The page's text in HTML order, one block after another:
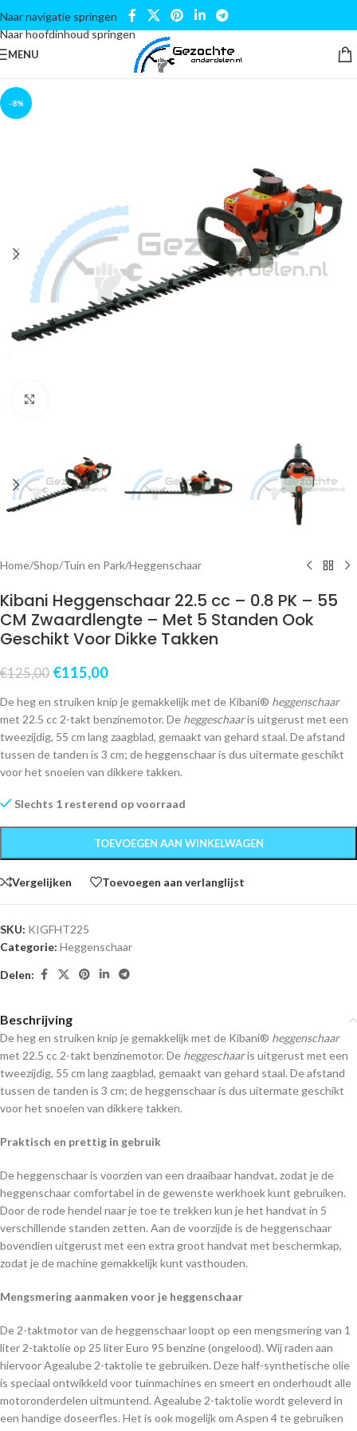
Naar navigatie springen
Naar hoofdinhoud springen
MENU
-8%
Home/Shop/Tuin en Park/Heggenschaar
Kibani Heggenschaar 22.5 cc – 0.8 PK – 55
CM Zwaardlengte – Met 5 Standen Ook
Geschikt Voor Dikke Takken
€125,00 €115,00
De heg en struiken knip je gemakkelijk met de Kibani® heggenschaar
met 22.5 cc 2-takt benzinemotor. De heggeschaaris uitgerust met een
tweezijdig, 55 cm lang zaagblad, gemaakt van gehard staal. De afstand
tussen de tanden is 3 cm; de heggenschaar is dus uitermate geschikt
voor het snoeien van dikkere takken.
Slechts 1 resterend op voorraad
TOEVOEGEN AAN WINKELWAGEN
Vergelijken Toevoegen aan verlanglijst
SKU: KIGFHT225
Categorie: Heggenschaar
Delen:
Beschrijving
De heg en struiken knip je gemakkelijk met de Kibani® heggenschaar
met 22.5 cc 2-takt benzinemotor. De heggeschaaris uitgerust met een
tweezijdig, 55 cm lang zaagblad, gemaakt van gehard staal. De afstand
tussen de tanden is 3 cm; de heggenschaar is dus uitermate geschikt
voor het snoeien van dikkere takken.
Praktisch en prettig in gebruik
De heggenschaar is voorzien van een draaibaar handvat, zodat je de
heggenschaar comfortabel in de gewenste werkhoek kunt gebruiken.
Door de rode hendel naar je toe te trekken kun je het handvat in 5
verschillende standen zetten. Aan de voorzijde is de heggenschaar
bovendien uitgerust met een extra groot handvat met beschermkap,
zodat je de machine gemakkelijk kunt vasthouden.
Mengsmering aanmaken voor je heggenschaar
De 2-taktmotor van de heggenschaar loopt op een mengsmering van 1
liter 2-taktolie op 25 liter Euro 95 benzine (ongelood). Wij raden aan
hiervoor Agealube 2-taktolie te gebruiken. Deze half-synthetische olie
is speciaal ontwikkeld voor tuinmachines en smeert en onderhoudt alle
motoronderdelen uitmuntend. Agealube 2-taktolie wordt geleverd in
een handige doseerfles. Het is ook mogelijk om Aspen 4 te gebruiken